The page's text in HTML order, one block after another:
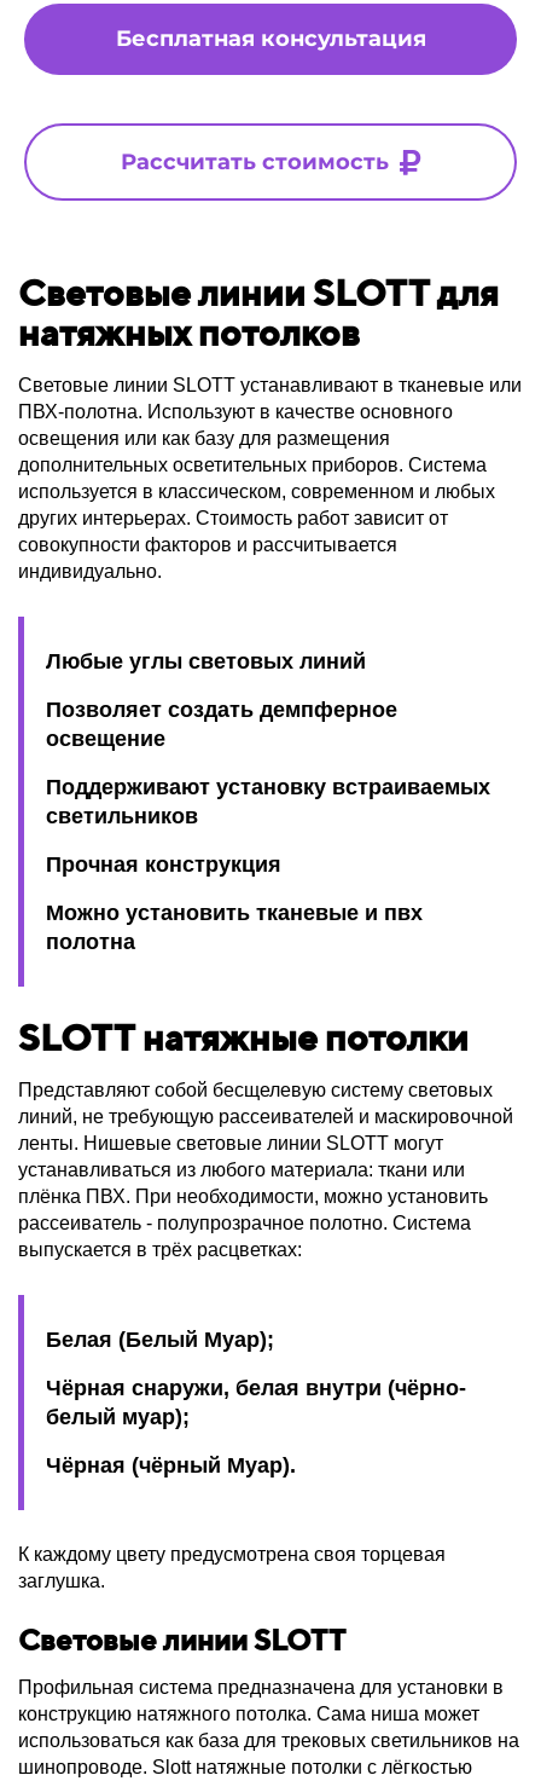
Бесплатная консультация
Рассчитать стоимость
Световые линии SLOTT для
натяжных потолков
Световые линии SLOTT устанавливают в тканевые или
ПВХ-полотна. Используют в качестве основного
освещения или как базу для размещения
дополнительных осветительных приборов. Система
используется в классическом, современном и любых
других интерьерах. Стоимость работ зависит от
совокупности факторов и рассчитывается
индивидуально.
Любые углы световых линий
Позволяет создать демпферное
освещение
Поддерживают установку встраиваемых
светильников
Прочная конструкция
Можно установить тканевые и пвх
полотна
SLOTT натяжные потолки
Представляют собой бесщелевую систему световых
линий, не требующую рассеивателей и маскировочной
ленты. Нишевые световые линии SLOTT могут
устанавливаться из любого материала: ткани или
плёнка ПВХ. При необходимости, можно установить
рассеиватель - полупрозрачное полотно. Система
выпускается в трёх расцветках:
Белая (Белый Муар);
Чёрная снаружи, белая внутри (чёрно-
белый муар);
Чёрная (чёрный Муар).
К каждому цвету предусмотрена своя торцевая
заглушка.
Световые линии SLOTT
Профильная система предназначена для установки в
конструкцию натяжного потолка. Сама ниша может
использоваться как база для трековых светильников на
шинопроводе. Slott натяжные потолки с лёгкостью